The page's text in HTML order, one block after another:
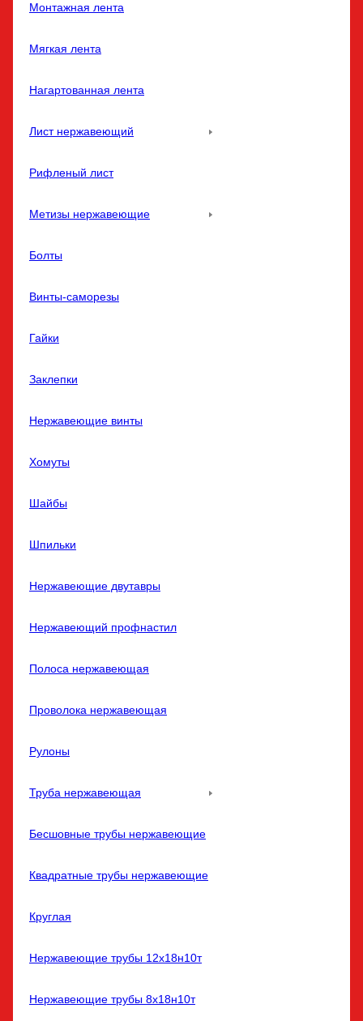
Монтажная лента
Мягкая лента
Нагартованная лента
Лист нержавеющий
Рифленый лист
Метизы нержавеющие
Болты
Винты-саморезы
Гайки
Заклепки
Нержавеющие винты
Хомуты
Шайбы
Шпильки
Нержавеющие двутавры
Нержавеющий профнастил
Полоса нержавеющая
Проволока нержавеющая
Рулоны
Труба нержавеющая
Бесшовные трубы нержавеющие
Квадратные трубы нержавеющие
Круглая
Нержавеющие трубы 12х18н10т
Нержавеющие трубы 8х18н10т